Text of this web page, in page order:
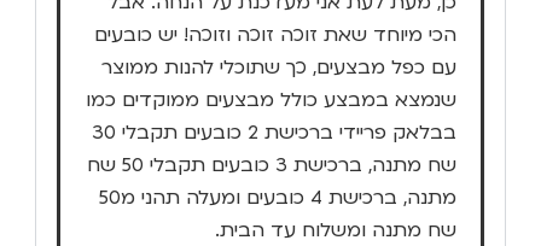
הכי מיוחד שאת זוכה זוכה וזוכה! יש כובעים
עם כפל מבצעים, כך שתוכלי להנות ממוצר
שנמצא במבצע כולל מבצעים ממוקדים כמו
בבלאק פריידי ברכישת 2 כובעים תקבלי 30
שח מתנה, ברכישת 3 כובעים תקבלי 50 שח
מתנה, ברכישת 4 כובעים ומעלה תהני מ50
שח מתנה ומשלוח עד הבית.